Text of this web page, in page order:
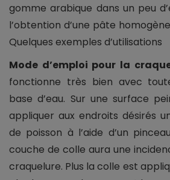
gomme arabique dans un peu
l’obtention d’une pâte
Quelques exemples d’utilisations
Mode d’emploi pour la
fonctionne très bien avec
base d’eau. Sur une surface
appliquer aux endroits désirés
de poisson à l’aide d’un
couche de colle aura une
craquelure. Plus la colle est